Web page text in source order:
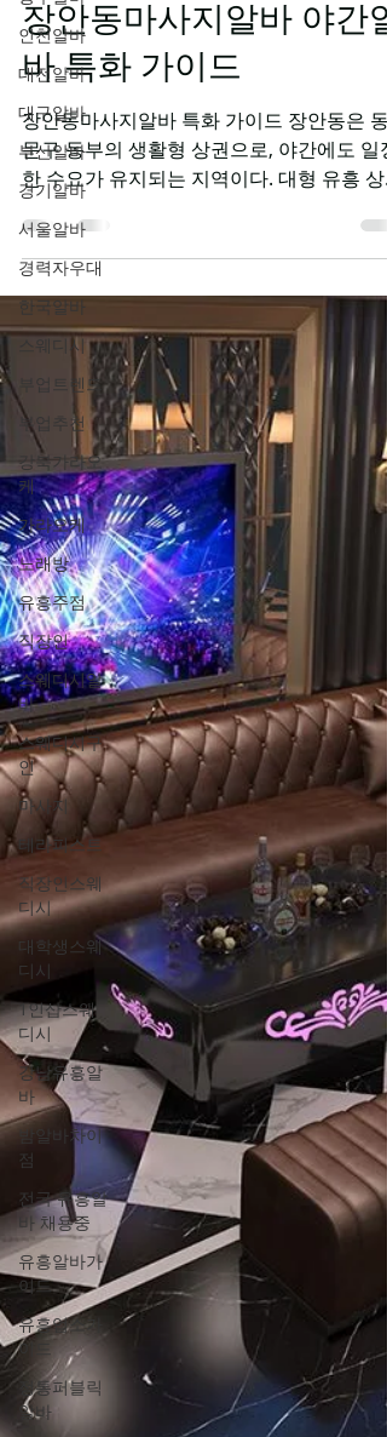
인천알바
대전알바
대구알바
부산알바
경기알바
서울알바
경력자우대
한국알바
스웨디시
부업트렌드
부업추천
강북가라오
케
가라오케
노래방
유흥주점
직장인
스웨디시알
바
스웨디시구
인
마사지
테라피스트
직장인스웨
디시
대학생스웨
디시
1인샵스웨
디시
강남유흥알
바
밤알바차이
점
전국 유흥알
바 채용중
유흥알바가
이드
유흥업소가
이드
정통퍼블릭
알바
1월 26일
1분 분량
장안동마사지알바 야간알
바 특화 가이드
장안동마사지알바 특화 가이드 장안동은 동
문구 동부의 생활형 상권으로, 야간에도 일정
한 수요가 유지되는 지역이다. 대형 유흥 상
처럼 극단적으로 붐비지는 않지만, 장안동마
사지알바 야간 근무 기준으로 안정적인 배정
과 수입 방어가 가능한 구조가 강점이다. 체
소모를 과도하게 피하면서 밤 시간을 활용해
일하고 싶은 사람에게 잘 맞는다. 장안동마사
지알바 구인구직 사이틍 알아보자 1. 장안동
야간 수요 특징 장안동 야간 고객층은 인근
주민, 물류·공단·자영업 종사자, 늦게까지 일
는 직장인 비중이 높다. 술자리 후 일회성 방
보다는 피로 회복 목적의 실질 수요가 중심이
라 서비스 요구가 비교적 단순하다. 야간 피
20시~01시 전후 예약 + 워크인 혼합 단골 비
중 높아 공백 시간 적음 조용하고 안정적인
장 분위기 2. 야간 근무 형태 장안동 야간 마
지알바는 다음과 같은 형태가 일반적이다. 야
간 고정(저녁~새벽) 또는 반야간 풀타임·파트
타임 모두 가